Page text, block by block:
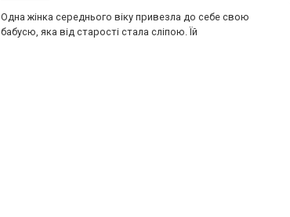
Одна жінка середнього віку привезла до себе свою
бабусю, яка від старості стала сліпою. Їй